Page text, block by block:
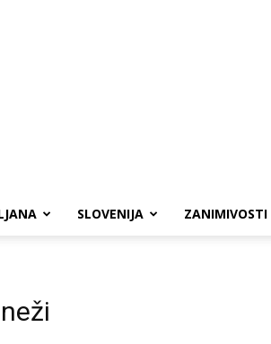
SLOVENIJA ZANIMIVOSTI